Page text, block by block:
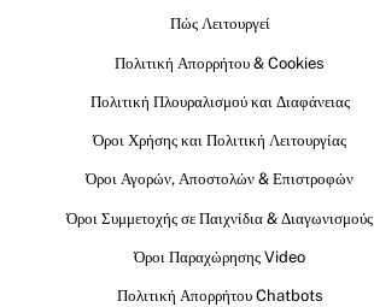
Πώς Λειτουργεί
Πολιτική Απορρήτου & Cookies
Πολιτική Πλουραλισμού και Διαφάνειας
Όροι Χρήσης και Πολιτική Λειτουργίας
Όροι Αγορών, Αποστολών & Επιστροφών
Όροι Συμμετοχής σε Παιχνίδια & Διαγωνισμούς
Όροι Παραχώρησης Video
Πολιτική Απορρήτου Chatbots